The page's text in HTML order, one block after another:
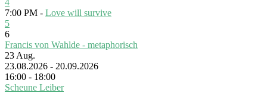
7:00 PM - Love will survive
5
6
Francis von Wahlde - metaphorisch
23 Aug.
23.08.2026 - 20.09.2026
16:00 - 18:00
Scheune Leiber